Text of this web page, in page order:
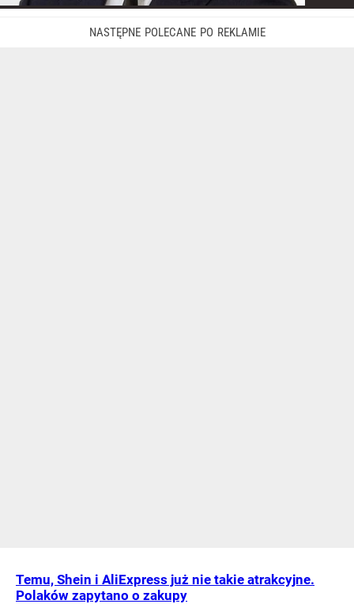
Temu, Shein i AliExpress już nie takie atrakcyjne.
Polaków zapytano o zakupy